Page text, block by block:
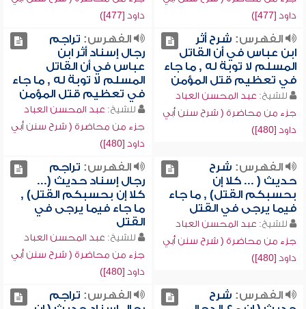
داود [477])
داود [477])
الفهرس: شرح أثر
ابن عباس في أن القاتل
المسلم لا توبة له , ما جاء
في تعظيم قتل المؤمن
للشيخ: عبد المحسن العباد
جزء من محاضرة ( شرح سنن أبي
داود [480])
الفهرس: تراجم
رجال إسناد أثر ابن
عباس في أن القاتل
المسلم لا توبة له , ما جاء
في تعظيم قتل المؤمن
للشيخ: عبد المحسن العباد
جزء من محاضرة ( شرح سنن أبي
داود [480])
الفهرس: شرح
حديث ( ... كلا إن
بحسبكم القتل) , ما جاء
فيما يرجى في القتل
للشيخ: عبد المحسن العباد
جزء من محاضرة ( شرح سنن أبي
داود [480])
الفهرس: تراجم
رجال إسناد حديث (...
كلا إن بحسبكم القتل) ,
ما جاء فيما يرجى في
القتل
للشيخ: عبد المحسن العباد
جزء من محاضرة ( شرح سنن أبي
داود [480])
الفهرس: شرح
الفهرس: تراجم